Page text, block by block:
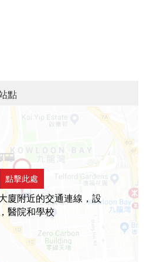
點
點擊此處
廈附近的交通連線，設
醫院和學校